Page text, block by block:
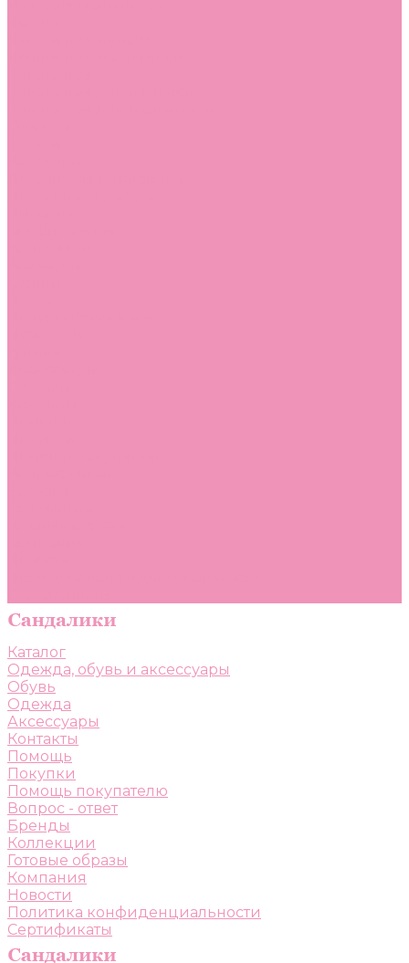
Каталог
Одежда, обувь и аксессуары
Обувь
Одежда
Аксессуары
Контакты
Помощь
Покупки
Помощь покупателю
Вопрос - ответ
Бренды
Коллекции
Готовые образы
Компания
Новости
Политика конфиденциальности
Сертификаты